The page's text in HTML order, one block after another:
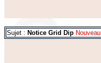
Sujet : Notice Grid Dip Nouveau